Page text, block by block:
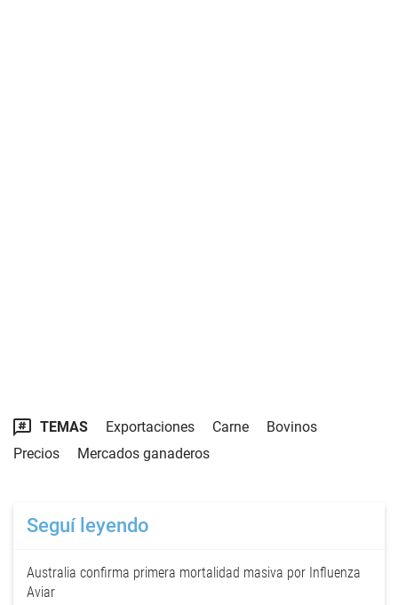
TEMAS Exportaciones Carne
Bovinos
Precios
Mercados ganaderos
Seguí leyendo
Australia confirma primera mortalidad masiva por Influenza
Aviar